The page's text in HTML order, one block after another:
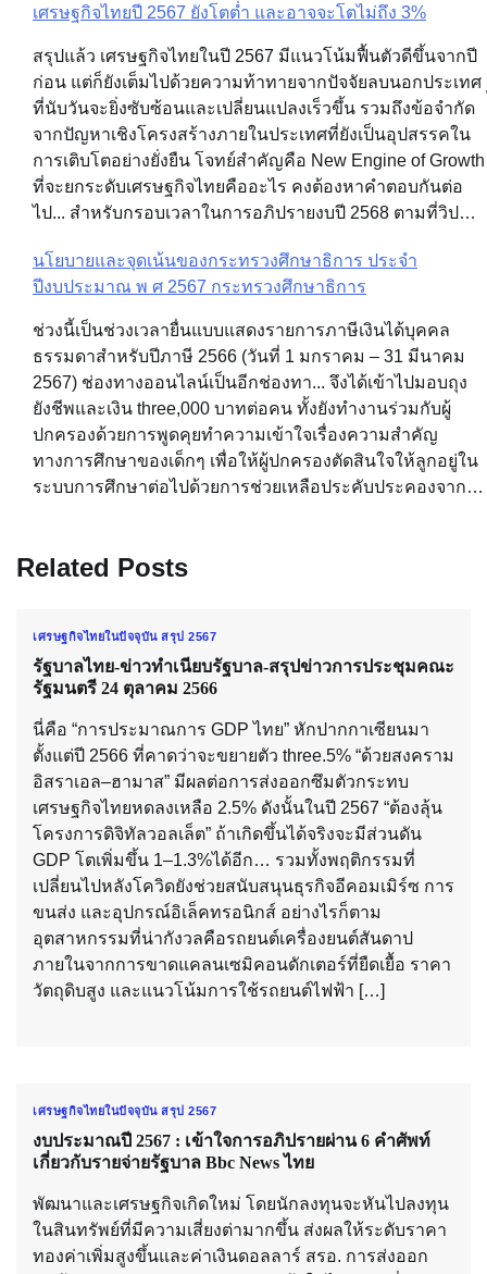
เศรษฐกิจไทยปี 2567 ยังโตต่ำ และอาจจะโตไม่ถึง 3%
สรุปแล้ว เศรษฐกิจไทยในปี 2567 มีแนวโน้มฟื้นตัวดีขึ้นจากปี
ก่อน แต่ก็ยังเต็มไปด้วยความท้าทายจากปัจจัยลบนอกประเทศ
ที่นับวันจะยิ่งซับซ้อนและเปลี่ยนแปลงเร็วขึ้น รวมถึงข้อจำกัด
จากปัญหาเชิงโครงสร้างภายในประเทศที่ยังเป็นอุปสรรคใน
การเติบโตอย่างยั่งยืน โจทย์สำคัญคือ New Engine of Growth
ที่จะยกระดับเศรษฐกิจไทยคืออะไร คงต้องหาคำตอบกันต่อ
ไป... สำหรับกรอบเวลาในการอภิปรายงบปี 2568 ตามที่วิป…
นโยบายและจุดเน้นของกระทรวงศึกษาธิการ ประจำ
ปีงบประมาณ พ ศ 2567 กระทรวงศึกษาธิการ
ช่วงนี้เป็นช่วงเวลายื่นแบบแสดงรายการภาษีเงินได้บุคคล
ธรรมดาสำหรับปีภาษี 2566 (วันที่ 1 มกราคม – 31 มีนาคม
2567) ช่องทางออนไลน์เป็นอีกช่องทา... จึงได้เข้าไปมอบถุง
ยังชีพและเงิน three,000 บาทต่อคน ทั้งยังทำงานร่วมกับผู้
ปกครองด้วยการพูดคุยทำความเข้าใจเรื่องความสำคัญ
ทางการศึกษาของเด็กๆ เพื่อให้ผู้ปกครองตัดสินใจให้ลูกอยู่ใน
ระบบการศึกษาต่อไปด้วยการช่วยเหลือประคับประคองจาก…
Related Posts
เศรษฐกิจไทยในปัจจุบัน สรุป 2567
รัฐบาลไทย-ข่าวทำเนียบรัฐบาล-สรุปข่าวการประชุมคณะ
รัฐมนตรี 24 ตุลาคม 2566
นี่คือ “การประมาณการ GDP ไทย” หักปากกาเซียนมา
ตั้งแต่ปี 2566 ที่คาดว่าจะขยายตัว three.5% “ด้วยสงคราม
อิสราเอล–ฮามาส” มีผลต่อการส่งออกซึมตัวกระทบ
เศรษฐกิจไทยหดลงเหลือ 2.5% ดังนั้นในปี 2567 “ต้องลุ้น
โครงการดิจิทัลวอลเล็ต” ถ้าเกิดขึ้นได้จริงจะมีส่วนดัน
GDP โตเพิ่มขึ้น 1–1.3%ได้อีก… รวมทั้งพฤติกรรมที่
เปลี่ยนไปหลังโควิดยังช่วยสนับสนุนธุรกิจอีคอมเมิร์ซ การ
ขนส่ง และอุปกรณ์อิเล็คทรอนิกส์ อย่างไรก็ตาม
อุตสาหกรรมที่น่ากังวลคือรถยนต์เครื่องยนต์สันดาป
ภายในจากการขาดแคลนเซมิคอนดักเตอร์ที่ยืดเยื้อ ราคา
วัตถุดิบสูง และแนวโน้มการใช้รถยนต์ไฟฟ้า […]
เศรษฐกิจไทยในปัจจุบัน สรุป 2567
งบประมาณปี 2567 : เข้าใจการอภิปรายผ่าน 6 คำศัพท์
เกี่ยวกับรายจ่ายรัฐบาล Bbc News ไทย
พัฒนาและเศรษฐกิจเกิดใหม่ โดยนักลงทุนจะหันไปลงทุน
ในสินทรัพย์ที่มีความเสี่ยงต่ามากขึ้น ส่งผลให้ระดับราคา
ทองค่าเพิ่มสูงขึ้นและค่าเงินดอลลาร์ สรอ. การส่งออก